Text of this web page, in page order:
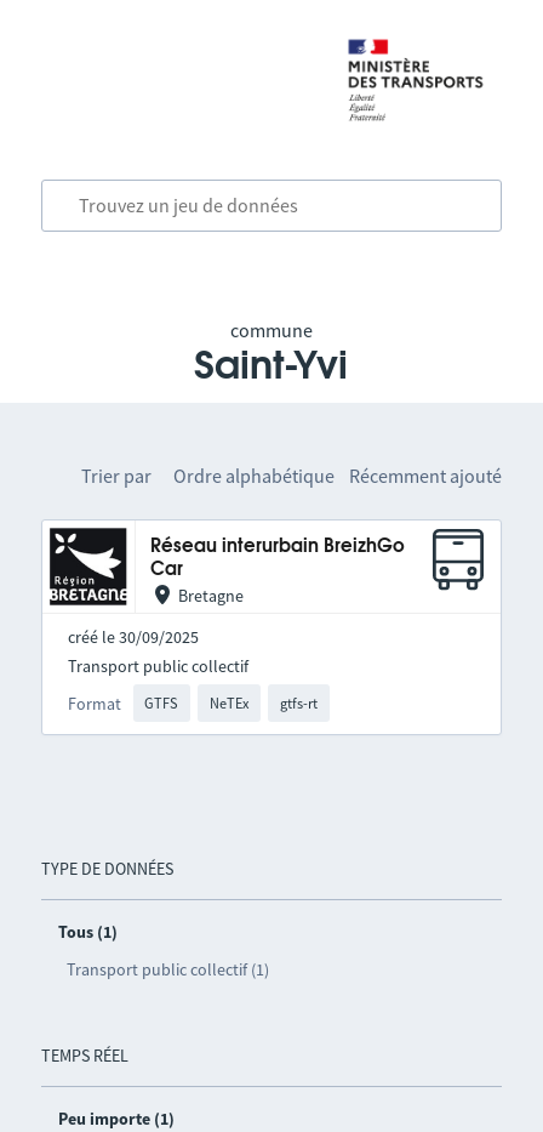
commune
Saint-Yvi
TYPE DE DONNÉES
Tous (1)
Transport public collectif (1)
TEMPS RÉEL
Peu importe (1)
Trier par Ordre alphabétique Récemment ajouté
Réseau interurbain BreizhGo
Car
Bretagne
créé le 30/09/2025
Format GTFS NeTEx gtfs-rt
Transport public collectif